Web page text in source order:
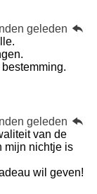
geleden
geleden
van de
mijn nichtje is
wil geven!